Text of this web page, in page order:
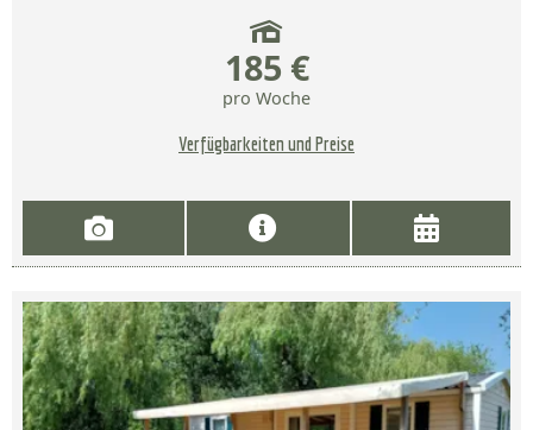
185 €
pro Woche
Verfügbarkeiten und Preise